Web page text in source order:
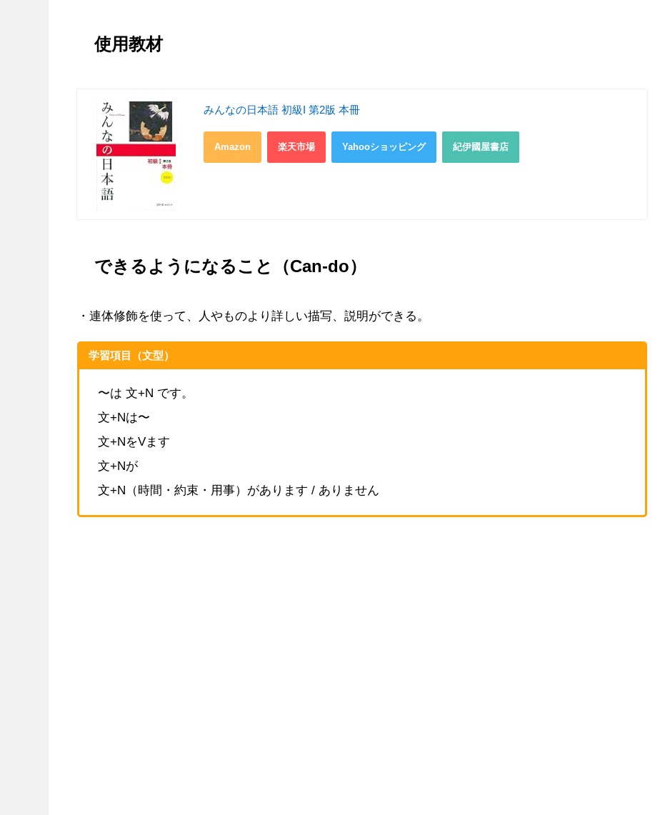
使用教材
みんなの日本語 初級I 第2版 本冊
Amazon 楽天市場 Yahooショッピング 紀伊國屋書店
できるようになること（Can-do）
・連体修飾を使って、人やものより詳しい描写、説明ができる。
学習項目（文型）
〜は 文+N です。
文+Nは〜
文+NをVます
文+Nが
文+N（時間・約束・用事）があります / ありません